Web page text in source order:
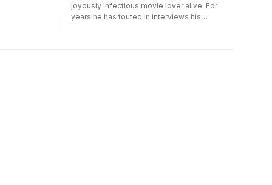
joyously infectious movie lover alive. For
years he has touted in interviews his
come, and the results are everything his